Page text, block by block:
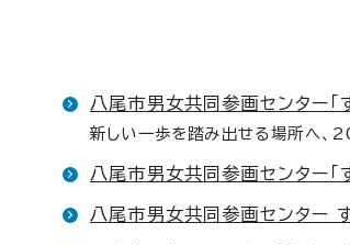
八尾市男女共同参画センター「
新しい一歩を踏み出せる場所へ、
八尾市男女共同参画センター「
八尾市男女共同参画センター